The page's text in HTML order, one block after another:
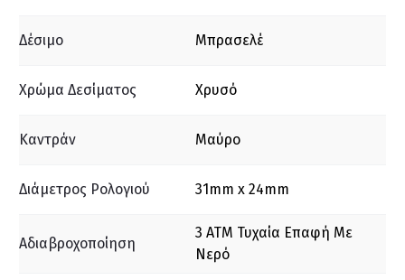
Δέσιμο Μπρασελέ
Χρώμα Δεσίματος Xρυσό
Καντράν Μαύρο
Διάμετρος Ρολογιού 31mm x 24mm
Αδιαβροχοποίηση
3 ΑΤΜ Τυχαία Επαφή Με
Νερό